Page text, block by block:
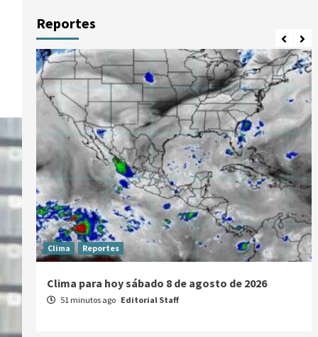
Reportes
Clima Reportes
Clima para hoy sábado 8 de agosto de 2026
51 minutos ago Editorial Staff